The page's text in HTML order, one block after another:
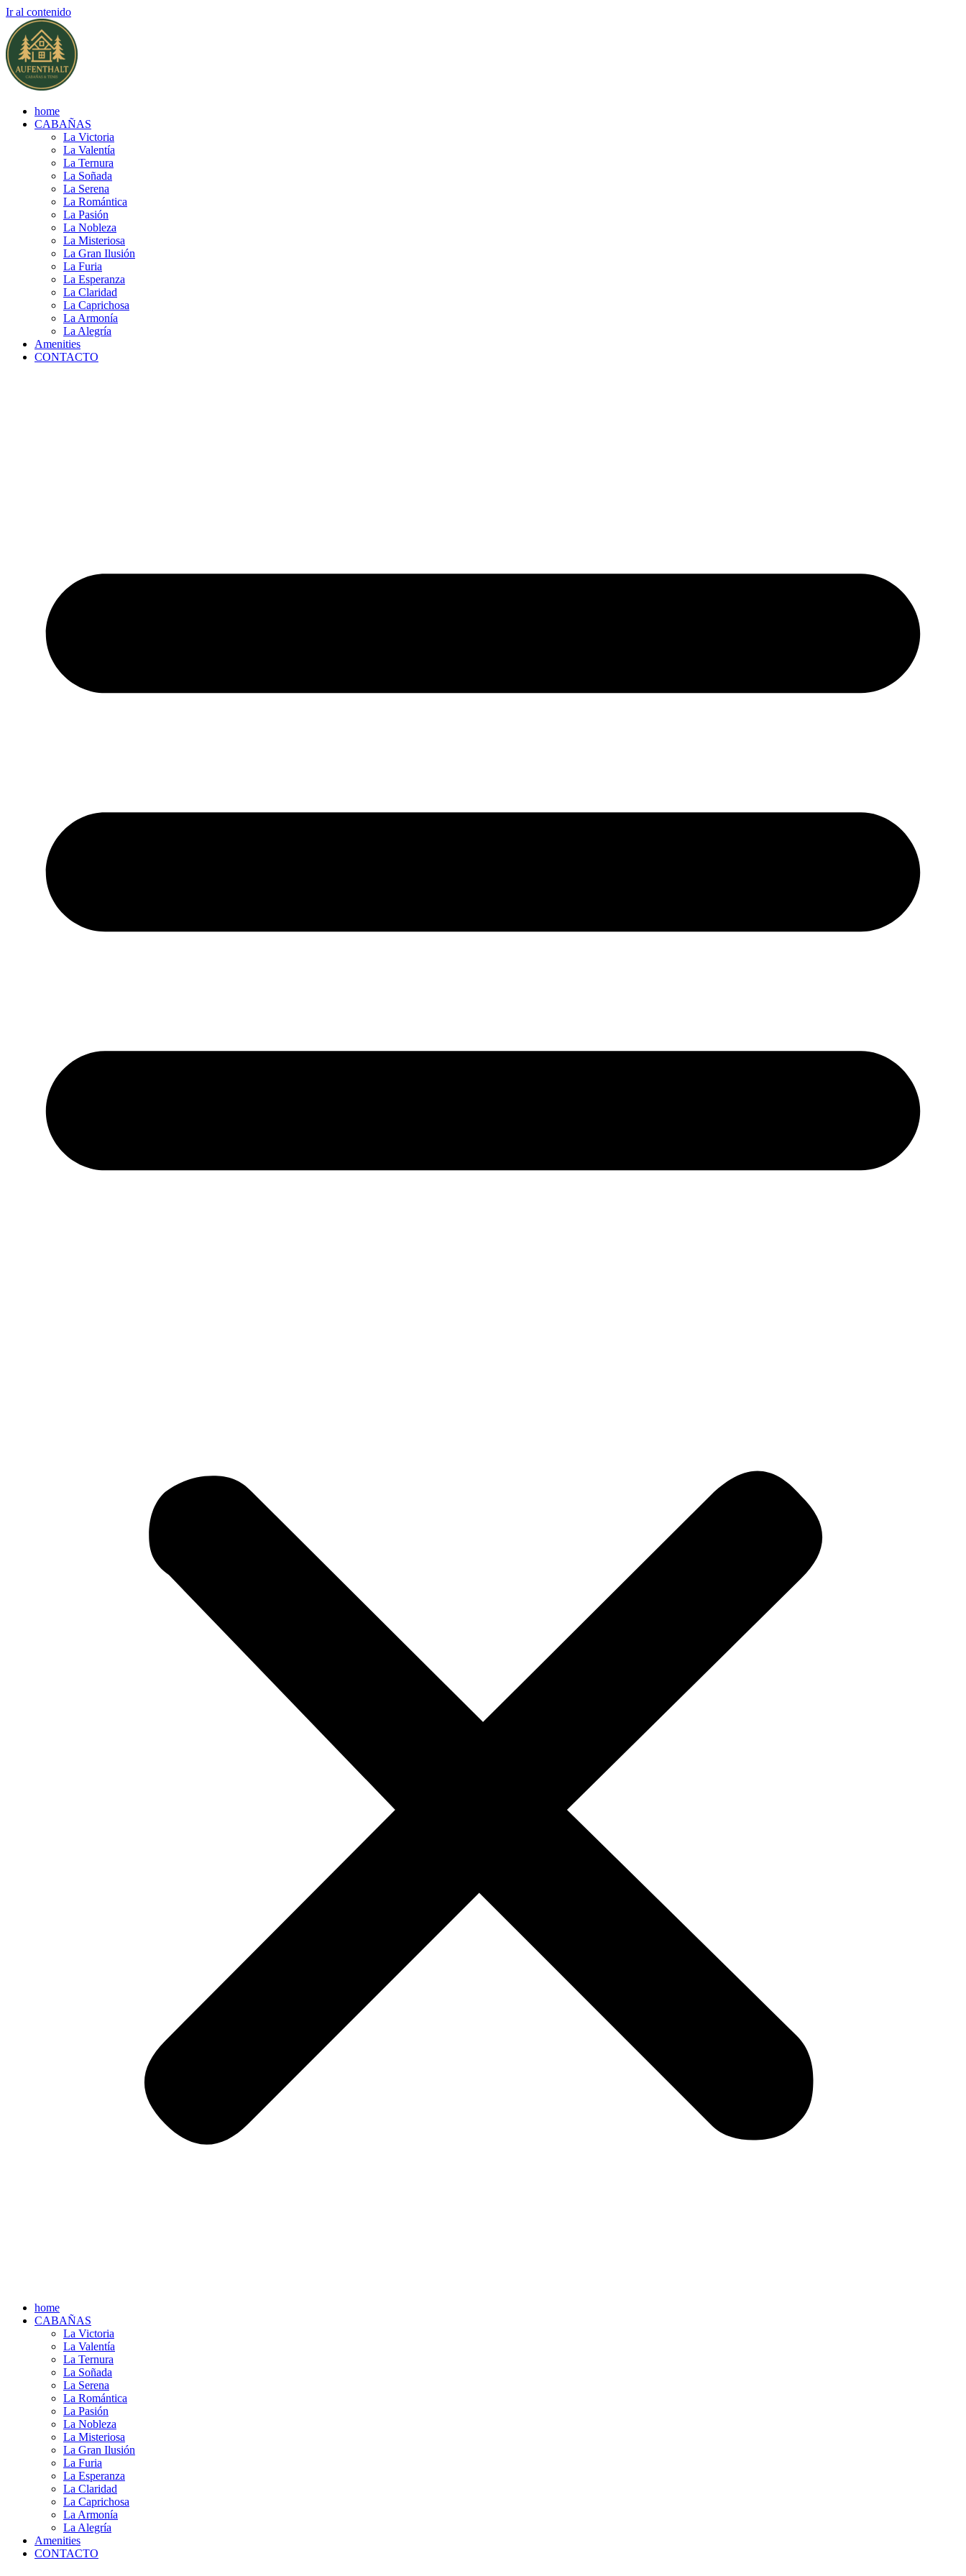
Ir al contenido
home
CABAÑAS
La Victoria
La Valentía
La Ternura
La Soñada
La Serena
La Romántica
La Pasión
La Nobleza
La Misteriosa
La Gran Ilusión
La Furia
La Esperanza
La Claridad
La Caprichosa
La Armonía
La Alegría
Amenities
CONTACTO
home
CABAÑAS
La Victoria
La Valentía
La Ternura
La Soñada
La Serena
La Romántica
La Pasión
La Nobleza
La Misteriosa
La Gran Ilusión
La Furia
La Esperanza
La Claridad
La Caprichosa
La Armonía
La Alegría
Amenities
CONTACTO